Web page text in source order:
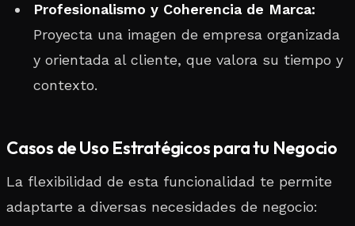
Profesionalismo y Coherencia de Marca:
Proyecta una imagen de empresa organizada
y orientada al cliente, que valora su tiempo y
contexto.
Casos de Uso Estratégicos para tu Negocio
La flexibilidad de esta funcionalidad te permite
adaptarte a diversas necesidades de negocio: